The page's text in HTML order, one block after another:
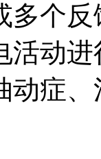
多个
活动
动症